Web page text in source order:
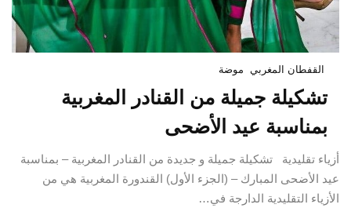
القفطان المغربي موضة
تشكيلة جميلة من القنادر المغربية
بمناسبة عيد الأضحى
أزياء تقليدية تشكيلة جميلة و جديدة من القنادر المغربية – بمناسبة
عيد الأضحى المبارك – (الجزء الأول) القندورة المغربية هي من
الأزياء التقليدية الدارجة في…